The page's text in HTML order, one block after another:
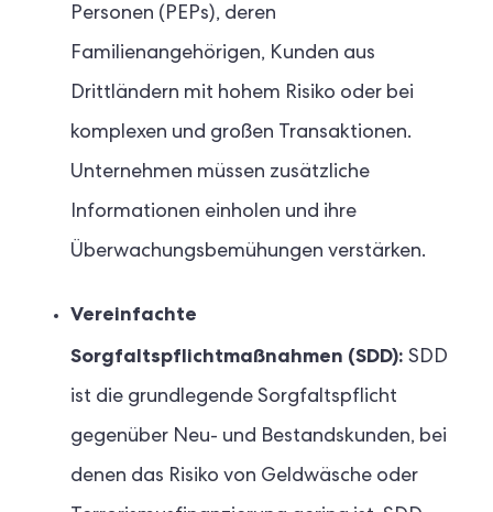
Personen (PEPs), deren
Familienangehörigen, Kunden aus
Drittländern mit hohem Risiko oder bei
komplexen und großen Transaktionen.
Unternehmen müssen zusätzliche
Informationen einholen und ihre
Überwachungsbemühungen verstärken.
Vereinfachte
Sorgfaltspflichtmaßnahmen (SDD): SDD
ist die grundlegende Sorgfaltspflicht
gegenüber Neu- und Bestandskunden, bei
denen das Risiko von Geldwäsche oder